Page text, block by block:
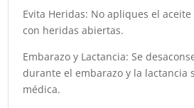
Evita Heridas: No apliques el
con heridas abiertas.
Embarazo y Lactancia: Se
durante el embarazo y la lactancia
médica.